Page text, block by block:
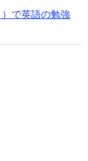
で英語の勉強